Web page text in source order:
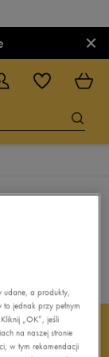
×
udane, a produkty,
jednak przy pełnym
„OK”, jeśli
na naszej stronie
w tym rekomendacji